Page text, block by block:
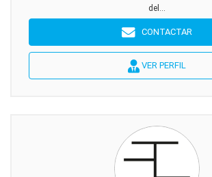
del...
CONTACTAR
VER PERFIL